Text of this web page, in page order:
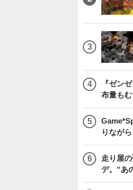
『ゼン
布量も
りなが
走り屋
デ。“あ